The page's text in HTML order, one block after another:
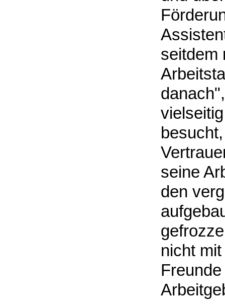
seitdem
seine
den
nicht